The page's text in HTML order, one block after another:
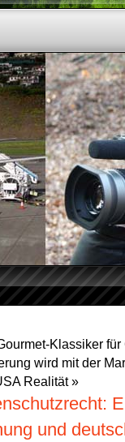
Klassiker
wird mit der
Realität»
und